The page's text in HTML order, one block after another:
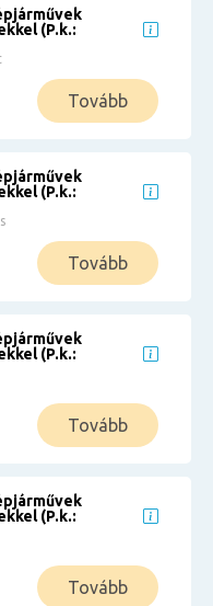
(P.k.:
Tovább
(P.k.:
Tovább
(P.k.:
Tovább
(P.k.:
Tovább